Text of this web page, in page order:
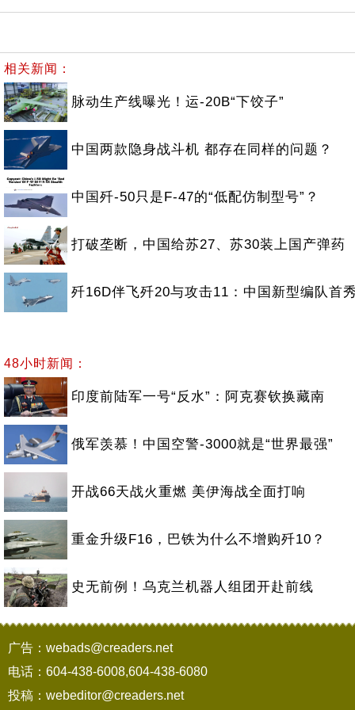
相关新闻：
脉动生产线曝光！运-20B“下饺子”
中国两款隐身战斗机 都存在同样的问题？
中国歼-50只是F-47的“低配仿制型号”？
打破垄断，中国给苏27、苏30装上国产弹药
歼16D伴飞歼20与攻击11：中国新型编队首
48小时新闻：
印度前陆军一号“反水”：阿克赛钦换藏南
俄军羡慕！中国空警-3000就是“世界最强”
开战66天战火重燃 美伊海战全面打响
重金升级F16，巴铁为什么不增购歼10？
史无前例！乌克兰机器人组团开赴前线
广告：webads@creaders.net
电话：604-438-6008,604-438-6080
投稿：webeditor@creaders.net